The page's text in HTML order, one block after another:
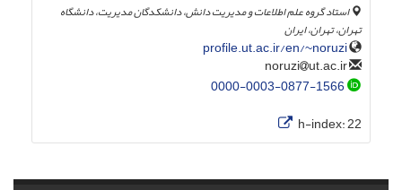
استاد گروه علم اطلاعات و مدیریت دانش، دانشکدگان مدیریت، دانشگاه
تهران، تهران، ایران
profile.ut.ac.ir/en/~noruzi
ut.ac.ir
0000-0003-0877-1566
h-index:22